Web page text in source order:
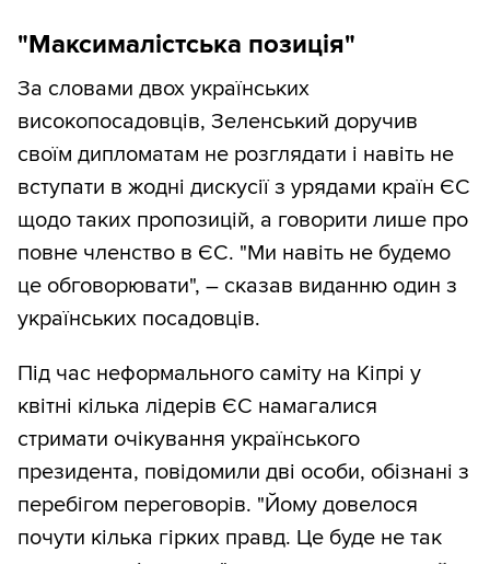
"Максималістська позиція"
За словами двох українських
високопосадовців, Зеленський доручив
своїм дипломатам не розглядати і навіть не
вступати в жодні дискусії з урядами країн ЄС
щодо таких пропозицій, а говорити лише про
повне членство в ЄС. "Ми навіть не будемо
це обговорювати", – сказав виданню один з
українських посадовців.
Під час неформального саміту на Кіпрі у
квітні кілька лідерів ЄС намагалися
стримати очікування українського
президента, повідомили дві особи, обізнані з
перебігом переговорів. "Йому довелося
почути кілька гірких правд. Це буде не так